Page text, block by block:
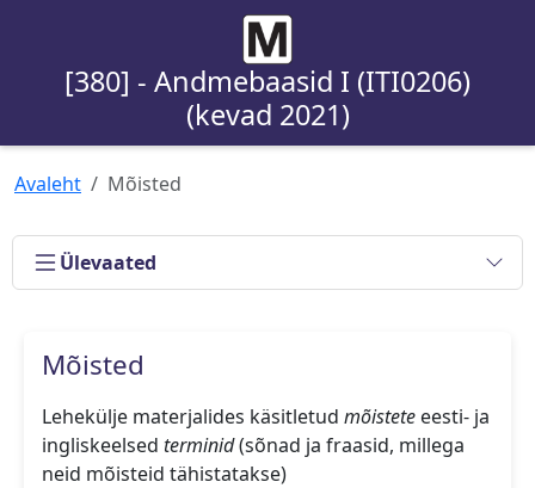
[380] - Andmebaasid I (ITI0206)
(kevad 2021)
Avaleht Mõisted
Ülevaated
Mõisted
Lehekülje materjalides käsitletud mõistete eesti- ja
ingliskeelsed terminid(sõnad ja fraasid, millega
neid mõisteid tähistatakse)